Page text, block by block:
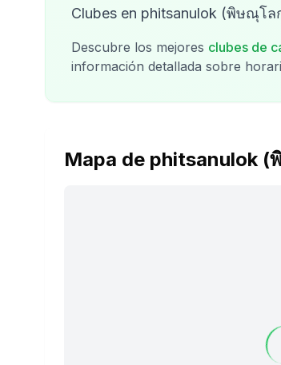
Clubes en phitsanulok (พิษณุโล
Descubre los mejores clubes de
información detallada sobre
Mapa de phitsanulok (